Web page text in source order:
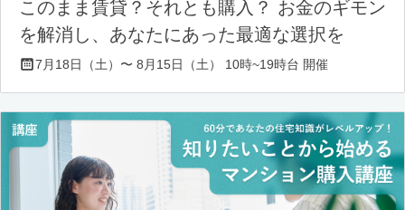
このまま賃貸？それとも購入？ お金のギモン
を解消し、あなたにあった最適な選択を
7月18日（土）〜 8月15日（土） 10時~19時台 開催